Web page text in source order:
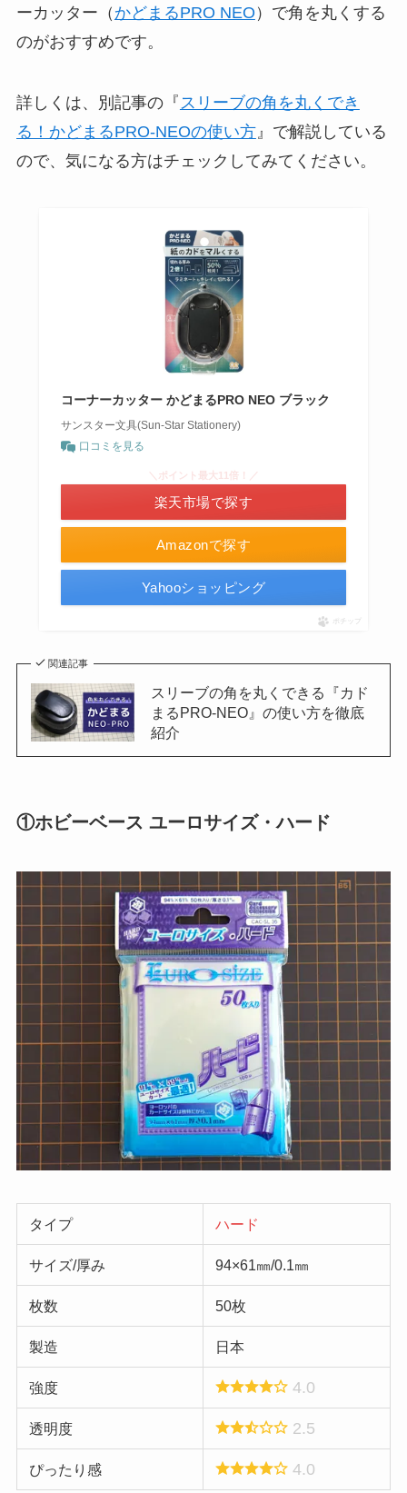
ーカッター（かどまるPRO NEO ）で角を丸くする
のがおすすめです。
詳しくは、別記事の『スリーブの角を丸くでき
る！かどまるPRO-NEOの使い方』で解説している
ので、気になる方はチェックしてみてください。
コーナーカッター かどまるPRO NEO ブラック
サンスター文具(Sun-Star Stationery)
口コミを見る
Amazonで探す
＼ポイント最大11倍！／
楽天市場で探す
Yahooショッピング
ポチップ
関連記事
スリーブの角を丸くできる『カド
まるPRO-NEO』の使い方を徹底
紹介
①ホビーベース ユーロサイズ・ハード
タイプ ハード
サイズ/厚み 94×61㎜/0.1㎜
枚数 50枚
製造 日本
強度 4.0
透明度 2.5
ぴったり感 4.0